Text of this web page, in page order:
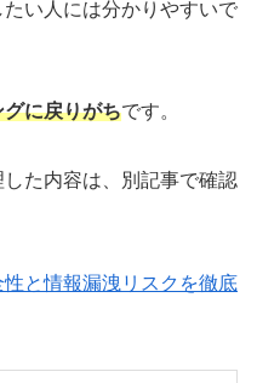
い人には分かりやすいで
に戻りがちです。
た内容は、別記事で確認
と情報漏洩リスクを徹底